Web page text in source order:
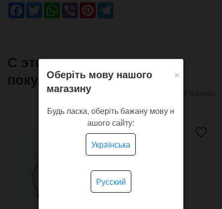
Facebook
TwitterWhatsApp
ViberPinterest
С этим товаром часто
покупают
×
Оберіть мову нашого
магазину
Будь ласка, оберіть бажану мову н
ашого сайту:
Українська
Русский